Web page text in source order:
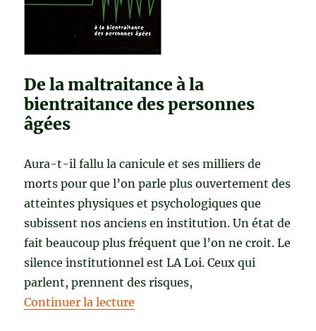
Amyot
De la maltraitance à la
bientraitance des personnes
âgées
Aura-t-il fallu la canicule et ses milliers de
morts pour que l’on parle plus ouvertement des
atteintes physiques et psychologiques que
subissent nos anciens en institution. Un état de
fait beaucoup plus fréquent que l’on ne croit. Le
silence institutionnel est LA Loi. Ceux qui
parlent, prennent des risques,
Continuer la lecture